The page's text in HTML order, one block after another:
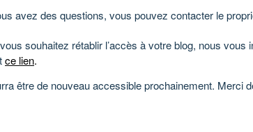
avez des questions, vous pouvez contacter le
souhaitez rétablir l’accès à votre blog, nous vous
ce lien.
être de nouveau accessible prochainement. Merci